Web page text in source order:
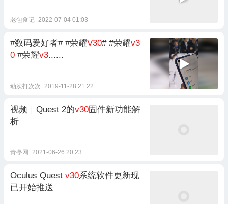
老包食记 2022-07-04 01:03
#数码爱好者# #荣耀V30# #荣耀v3
0 #荣耀v3......
动次打次次 2019-11-28 21:22
视频｜Quest 2的v30固件新功能解
析
青亭网 2021-06-26 20:23
Oculus Quest v30系统软件更新现
已开始推送